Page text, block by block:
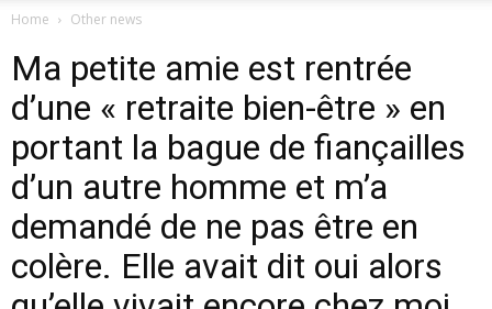
Home Other news
Ma petite amie est rentrée
d’une « retraite bien-être » en
portant la bague de fiançailles
d’un autre homme et m’a
demandé de ne pas être en
colère. Elle avait dit oui alors